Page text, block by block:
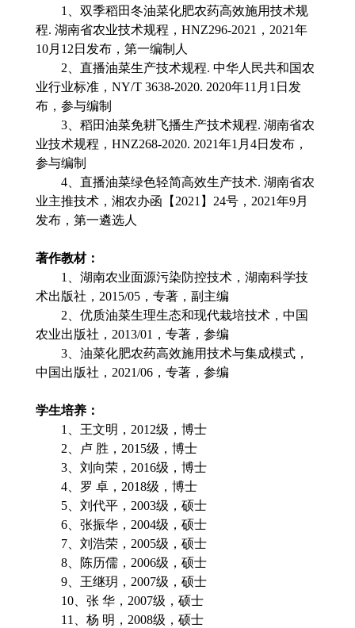
1
、双季稻田冬油菜化肥农药高效施用技术规
程. 湖南省农业技术规程， HNZ296-2021 ， 2021年
10月 12 日发布，第一编制人
2 、直播油菜生产技术规程. 中华人民共和国农
业行业标准， NY/T 3638-2020. 2020年11 月 1 日发
布，参与编制
3、稻田油菜免耕飞播生产技术规程. 湖南省农
业技术规程， HNZ268-2020. 2021年1 月 4日发布，
参与编制
4、直播油菜绿色轻简高效生产技术. 湖南省农
业主推技术，湘农办函【 2021 】 24号， 2021年9月
发布，第一遴选人
著作教材：
1
、湖南农业面源污染防控技术，湖南科学技
术出版社， 2015/05，专著，副主编
2 、优质油菜生理生态和现代栽培技术，中国
农业出版社， 2013/01 ，专著，参编
3、油菜化肥农药高效施用技术与集成模式，
中国出版社， 2021/06，专著，参编
学生培养：
1
、王文明， 2012级，博士
2 、卢 胜， 2015级，博士
3、刘向荣， 2016级，博士
4、罗 卓， 2018级，博士
5、刘代平， 2003级，硕士
6、张振华， 2004级，硕士
7、刘浩荣， 2005级，硕士
8、陈历儒， 2006级，硕士
9、王继玥， 2007级，硕士
10、张 华， 2007级，硕士
11
、杨 明， 2008级，硕士